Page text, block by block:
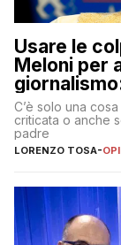
Usare le
Meloni per
C’è solo una
criticata o anche
padre
LORENZO TOSA-